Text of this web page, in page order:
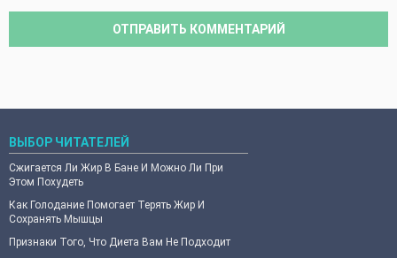
ВЫБОР ЧИТАТЕЛЕЙ
Сжигается Ли Жир В Бане И Можно Ли При
Этом Похудеть
Как Голодание Помогает Терять Жир И
Сохранять Мышцы
Признаки Того, Что Диета Вам Не Подходит